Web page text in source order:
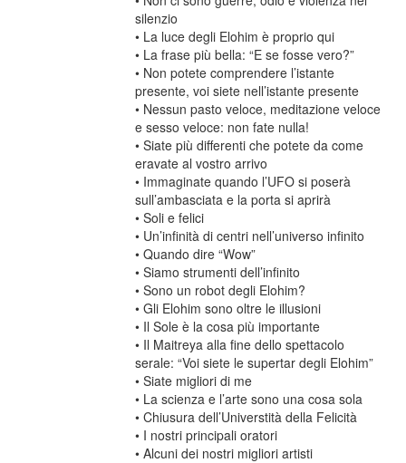
silenzio
• La luce degli Elohim è proprio qui
• La frase più bella: “E se fosse vero?”
• Non potete comprendere l’istante
presente, voi siete nell’istante presente
• Nessun pasto veloce, meditazione veloce
e sesso veloce: non fate nulla!
• Siate più differenti che potete da come
eravate al vostro arrivo
• Immaginate quando l’UFO si poserà
sull’ambasciata e la porta si aprirà
• Soli e felici
• Un’infinità di centri nell’universo infinito
• Quando dire “Wow”
• Siamo strumenti dell’infinito
• Sono un robot degli Elohim?
• Gli Elohim sono oltre le illusioni
• Il Sole è la cosa più importante
• Il Maitreya alla fine dello spettacolo
serale: “Voi siete le supertar degli Elohim”
• Siate migliori di me
• La scienza e l’arte sono una cosa sola
• Chiusura dell’Universtità della Felicità
• I nostri principali oratori
• Alcuni dei nostri migliori artisti